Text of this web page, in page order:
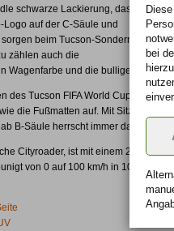
schwarze Lackierung, das
auf der C-Säule und
beim Tucson-Sondermodell
zählen auch die
Wagenfarbe und die bullige 235er
des Tucson FIFA World Cup™,
die Fußmatten auf. Mit Sitzheizung
B-Säule herrscht immer das
Cityroader, ist mit einem 2,0-Liter-
von 0 auf 100 km/h in 10,4
bei